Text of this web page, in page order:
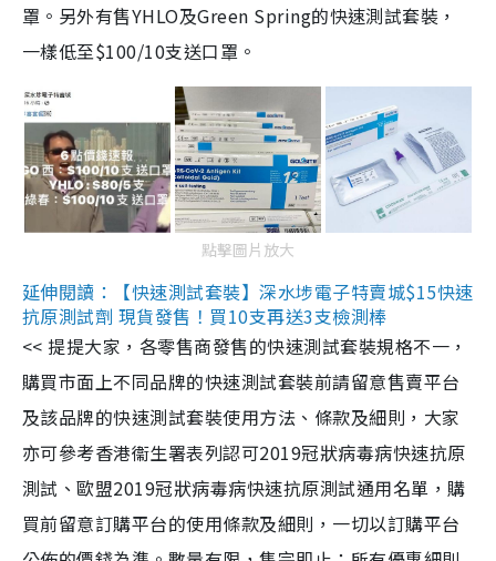
罩。另外有售YHLO及Green Spring的快速測試套裝，
一樣低至$100/10支送口罩。
點擊圖片放大
延伸閱讀：【快速測試套裝】深水埗電子特賣城$15快速
抗原測試劑 現貨發售！買10支再送3支檢測棒
<< 提提大家，各零售商發售的快速測試套裝規格不一，
購買市面上不同品牌的快速測試套裝前請留意售賣平台
及該品牌的快速測試套裝使用方法、條款及細則，大家
亦可參考香港衞生署表列認可2019冠狀病毒病快速抗原
測試、歐盟2019冠狀病毒病快速抗原測試通用名單，購
買前留意訂購平台的使用條款及細則，一切以訂購平台